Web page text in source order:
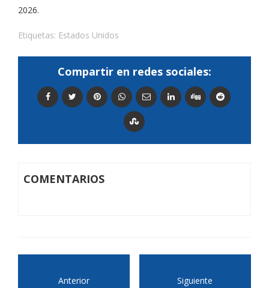
2026.
Etiquetas: Estados Unidos
Compartir en redes sociales:
COMENTARIOS
Anterior Siguiente